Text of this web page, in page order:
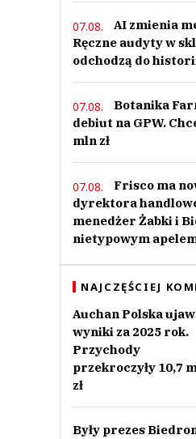
07.08.
AI zmienia
Ręczne audyty w
odchodzą do
07.08.
Botanika
debiut na GPW.
mln zł
07.08.
Frisco ma
dyrektora
menedżer Żabki i
nietypowym
NAJCZĘŚCIEJ
Auchan Polska
wyniki za 2025 rok.
Przychody
przekroczyły 10,7
zł
Były prezes